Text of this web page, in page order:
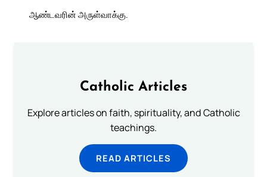
ஆண்டவரின் அருள்வாக்கு.
Catholic Articles
Explore articles on faith, spirituality, and Catholic
teachings.
READ ARTICLES